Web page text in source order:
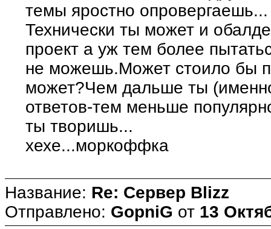
темы яростно опровергаешь...
Технически ты может и
проект а уж тем более
не можешь.Может стоило бы
может?Чем дальше ты
ответов-тем меньше
ты творишь...
хехе...моркоффка
Название: Re: Сервер Blizz
Отправлено: GopniG от 13